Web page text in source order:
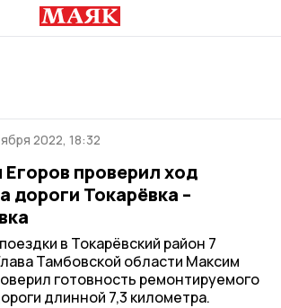
2022, 18:32
проверил ход
дороги Токарёвка –
в Токарёвский район 7
Тамбовской области Максим
готовность ремонтируемого
длинной 7,3 километра.